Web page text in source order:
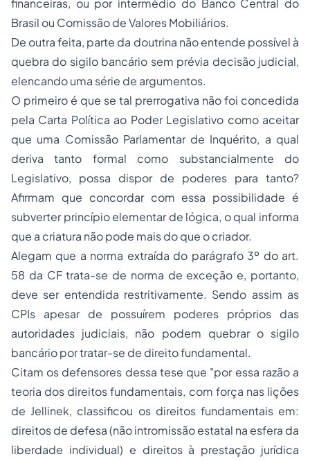
financeiras, ou por intermédio do Banco Central do
Brasil ou Comissão de Valores Mobiliários.
De outra feita, parte da doutrina não entende possível à
quebra do sigilo bancário sem prévia decisão judicial,
elencando uma série de argumentos.
O primeiro é que se tal prerrogativa não foi concedida
pela Carta Política ao Poder Legislativo como aceitar
que uma Comissão Parlamentar de Inquérito, a qual
deriva tanto formal como substancialmente do
Legislativo, possa dispor de poderes para tanto?
Afirmam que concordar com essa possibilidade é
subverter princípio elementar de lógica, o qual informa
que a criatura não pode mais do que o criador.
Alegam que a norma extraída do parágrafo 3º do art.
58 da CF trata-se de norma de exceção e, portanto,
deve ser entendida restritivamente. Sendo assim as
CPIs apesar de possuírem poderes próprios das
autoridades judiciais, não podem quebrar o sigilo
bancário por tratar-se de direito fundamental.
Citam os defensores dessa tese que "por essa razão a
teoria dos direitos fundamentais, com força nas lições
de Jellinek, classificou os direitos fundamentais em:
direitos de defesa(não intromissão estatal na esfera da
liberdade individual) e direitos à prestação jurídica